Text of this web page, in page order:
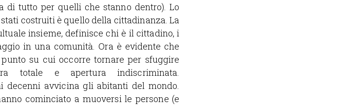
di tutto per quelli che stanno dentro). Lo
costruiti è quello della cittadinanza. La
insieme, definisce chi è il cittadino, i
in una comunità. Ora è evidente che
su cui occorre tornare per sfuggire
totale e apertura indiscriminata.
decenni avvicina gli abitanti del mondo.
cominciato a muoversi le persone (e